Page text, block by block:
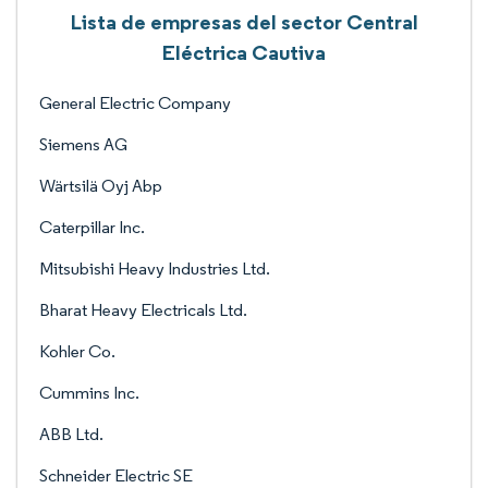
Lista de empresas del sector Central
Eléctrica Cautiva
General Electric Company
Siemens AG
Wärtsilä Oyj Abp
Caterpillar Inc.
Mitsubishi Heavy Industries Ltd.
Bharat Heavy Electricals Ltd.
Kohler Co.
Cummins Inc.
ABB Ltd.
Schneider Electric SE